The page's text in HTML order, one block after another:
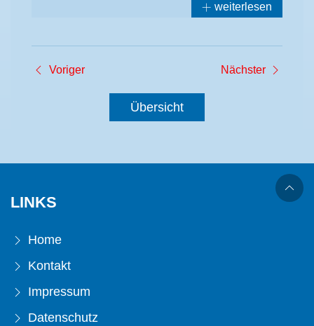
weiterlesen
Voriger Nächster
Übersicht
LINKS
Home
Kontakt
Impressum
Datenschutz